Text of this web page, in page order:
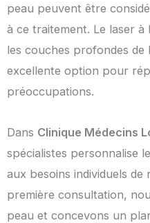
peau peuvent être
à ce traitement. Le laser
les couches profondes
excellente option pour
préoccupations.
Dans Clinique Médecins
spécialistes personnalise
aux besoins individuels
première consultation,
peau et concevons un